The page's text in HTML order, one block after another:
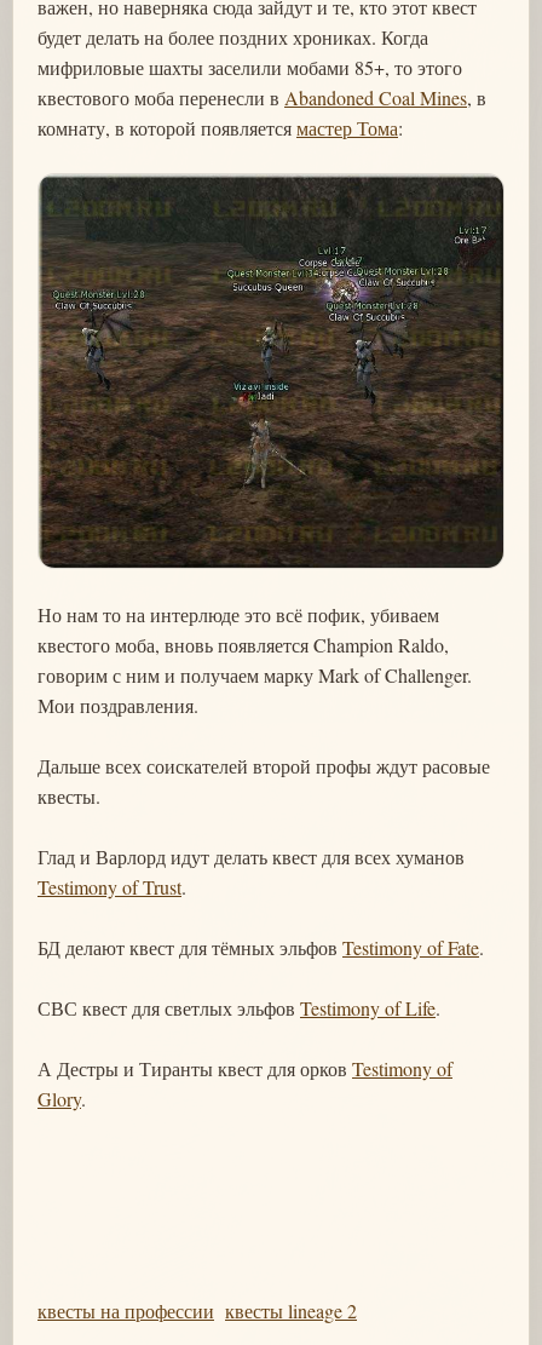
важен, но наверняка сюда зайдут и те, кто этот квест
будет делать на более поздних хрониках. Когда
мифриловые шахты заселили мобами 85+, то этого
квестового моба перенесли в Abandoned Coal Mines, в
комнату, в которой появляетсямастер Тома:
Но нам то на интерлюде это всё пофик, убиваем
квестого моба, вновь появляется Champion Raldo,
говорим с ним и получаем марку Mark of Challenger.
Мои поздравления.
Дальше всех соискателей второй профы ждут расовые
квесты.
Глад и Варлорд идут делать квест для всех хуманов
Testimony of Trust.
БД делают квест для тёмных эльфов Testimony of Fate.
СВС квест для светлых эльфов Testimony of Life.
А Дестры и Тиранты квест для орков Testimony of
Glory.
квесты на профессии квесты lineage 2